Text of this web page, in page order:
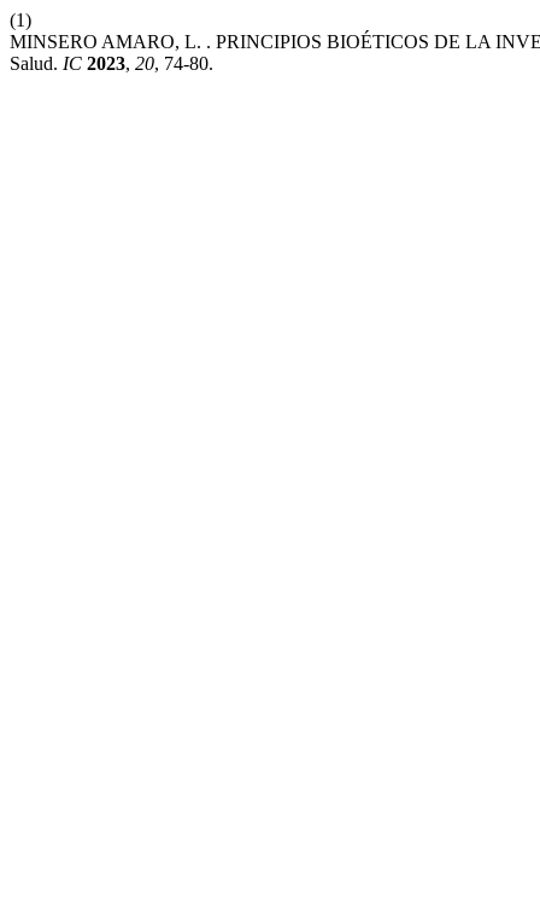
(1)
MINSERO AMARO, L. . PRINCIPIOS BIOÉTICOS DE LA
Salud. IC 2023, 20, 74-80.